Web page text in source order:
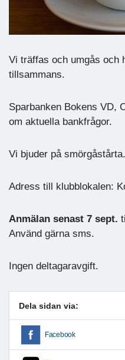
Vi träffas och umgås och
tillsammans.
Sparbanken Bokens VD,
om aktuella bankfrågor.
Vi bjuder på smörgåstårta.
Adress till klubblokalen:
Anmälan senast 7 sept.
Använd gärna sms.
Ingen deltagaravgift.
Dela sidan via:
Facebook